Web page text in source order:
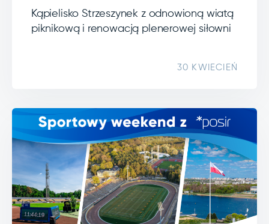
Kąpielisko Strzeszynek z odnowioną wiatą
piknikową i renowacją plenerowej siłowni
30 KWIECIEŃ